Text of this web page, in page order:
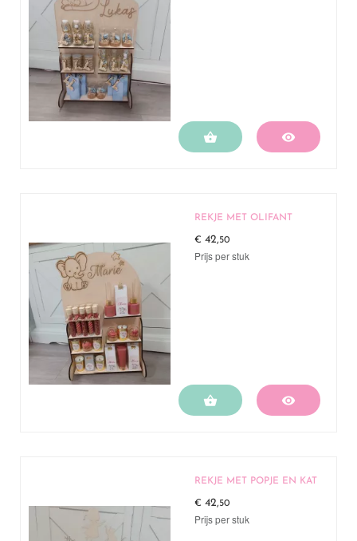
 
REKJE MET OLIFANT
€ 42,50
Prijs per stuk
 
REKJE MET POPJE EN KAT
€ 42,50
Prijs per stuk